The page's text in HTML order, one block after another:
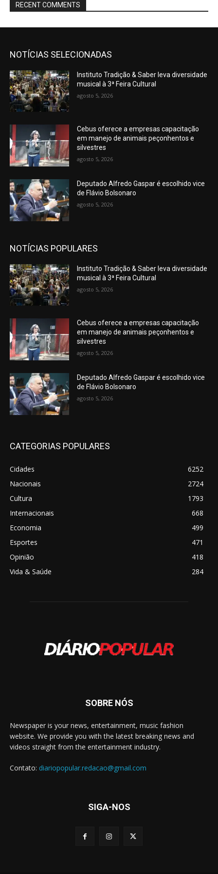
RECENT COMMENTS
NOTÍCIAS SELECIONADAS
Instituto Tradição & Saber leva diversidade
musical à 3ª Feira Cultural
agosto 5, 2026
Cebus oferece a empresas capacitação
em manejo de animais peçonhentos e
silvestres
agosto 5, 2026
Deputado Alfredo Gaspar é escolhido vice
de Flávio Bolsonaro
agosto 5, 2026
NOTÍCIAS POPULARES
Instituto Tradição & Saber leva diversidade
musical à 3ª Feira Cultural
agosto 5, 2026
Cebus oferece a empresas capacitação
em manejo de animais peçonhentos e
silvestres
agosto 5, 2026
Deputado Alfredo Gaspar é escolhido vice
de Flávio Bolsonaro
agosto 5, 2026
CATEGORIAS POPULARES
Cidades
6252
Nacionais
2724
Cultura
1793
Internacionais
668
Economia
499
Esportes
471
Opinião
418
Vida & Saúde
284
SOBRE NÓS
Newspaper is your news, entertainment, music fashion
website. We provide you with the latest breaking news and
videos straight from the entertainment industry.
Contato: diariopopular.redacao@gmail.com
SIGA-NOS